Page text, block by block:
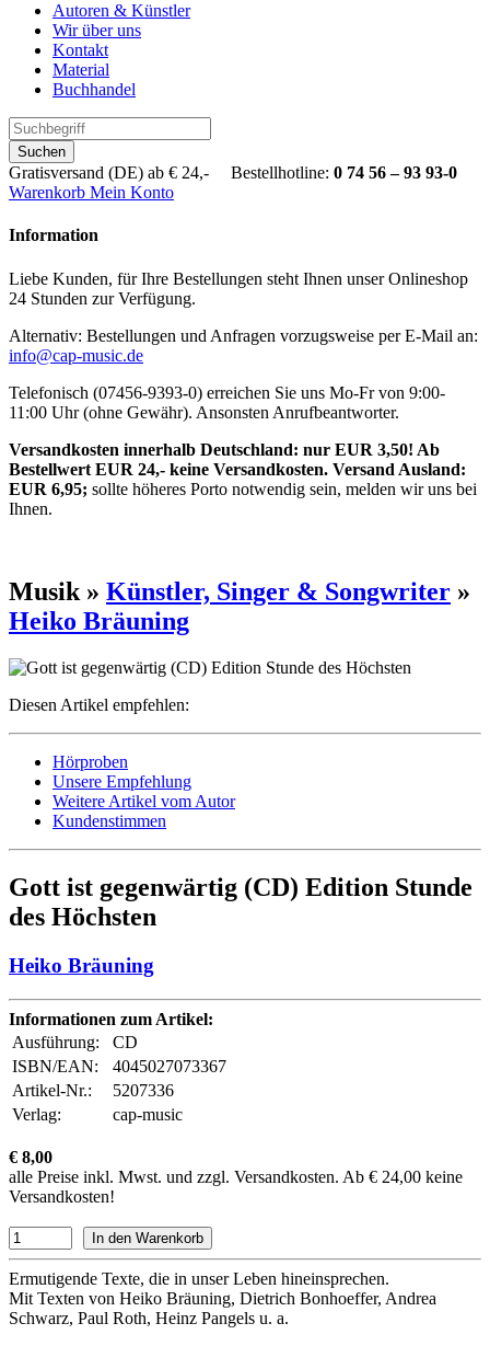
Autoren & Künstler
Wir über uns
Kontakt
Material
Buchhandel
Suchen
Gratisversand (DE) ab € 24,- Bestellhotline: 0 74 56 – 93 93-0
Warenkorb Mein Konto
Information
Liebe Kunden, für Ihre Bestellungen steht Ihnen unser Onlineshop
24 Stunden zur Verfügung.
Alternativ: Bestellungen und Anfragen vorzugsweise per E-Mail an:
info@cap-music.de
Telefonisch (07456-9393-0) erreichen Sie uns Mo-Fr von 9:00-
11:00 Uhr (ohne Gewähr). Ansonsten Anrufbeantworter.
Versandkosten innerhalb Deutschland: nur EUR 3,50! Ab
Bestellwert EUR 24,- keine Versandkosten. Versand Ausland:
EUR 6,95; sollte höheres Porto notwendig sein, melden wir uns bei
Ihnen.
Musik » Künstler, Singer & Songwriter »
Heiko Bräuning
Diesen Artikel empfehlen:
Hörproben
Unsere Empfehlung
Weitere Artikel vom Autor
Kundenstimmen
Gott ist gegenwärtig (CD) Edition Stunde
des Höchsten
Heiko Bräuning
Informationen zum Artikel:
Ausführung:
CD
ISBN/EAN:
4045027073367
Artikel-Nr.:
5207336
Verlag:
cap-music
€ 8,00
alle Preise inkl. Mwst. und zzgl. Versandkosten. Ab € 24,00 keine
Versandkosten!
Ermutigende Texte, die in unser Leben hineinsprechen.
Mit Texten von Heiko Bräuning, Dietrich Bonhoeffer, Andrea
Schwarz, Paul Roth, Heinz Pangels u. a.